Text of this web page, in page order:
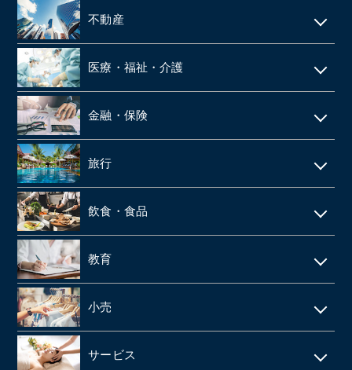
施工管理
建材・住宅設備機器の卸
解体工事
鉄骨工事
内装・外装工事
消防設備点検・工事
建築資材卸
技術者派遣
ネット通販・EC
ゲーム
web広告
SaaS事業
web制作
データセンター
運送・物流
タクシー
倉庫
バス
引越
不動産
マンション管理
ビルメンテナンス
不動産テック
リフォーム
家賃保証・賃貸管理
不動産管理
医療・福祉・介護
調剤薬局
介護事業
施設介護・老人ホーム
訪問介護・デイサービス
医療機器卸・商社
製薬
SMO
CRO
金融・保険
リース・レンタル
保険代理店
ファンド
旅行
ホテル・旅館
旅行会社・旅行代理店
飲食・食品
飲食店
給食業・給食サービス
宅配弁当
食品メーカー・食品加工・食品工場
教育
学習塾
小売
アパレルメーカー・アパレル
サービス